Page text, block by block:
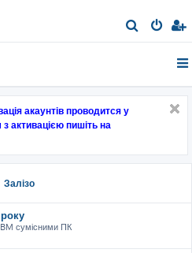
о
акаунтів проводится у
активацією пишіть на
Залізо
сумісними ПК